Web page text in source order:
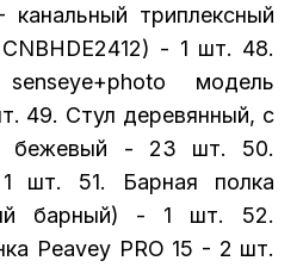
триплексный
- 1 шт. 48.
модель
49. Стул деревянный, с
бежевый - 23 шт. 50.
шт. 51. Барная полка
барный) - 1 шт. 52.
Peavey PRO 15 - 2 шт.